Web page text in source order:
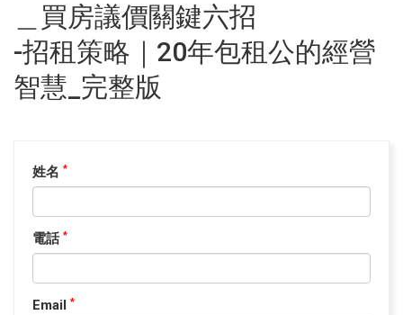
＿買房議價關鍵六招
-招租策略｜20年包租公的經營
智慧_完整版
姓名 *
電話 *
Email *